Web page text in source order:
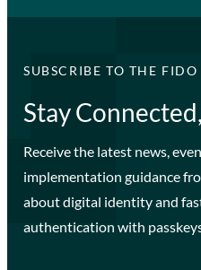
SUBSCRIBE TO THE FIDO
Stay
Receive the latest news,
implementation guidance
about digital identity and
authentication with